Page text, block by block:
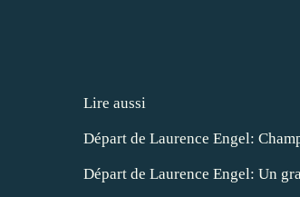
Lire aussi
Départ de Laurence Engel:
Départ de Laurence Engel: Un